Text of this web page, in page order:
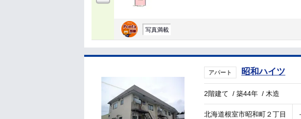
写真満載
アパート 昭和ハイツ
2階建て /築44年 / 木造
北海道根室市昭和町２丁目